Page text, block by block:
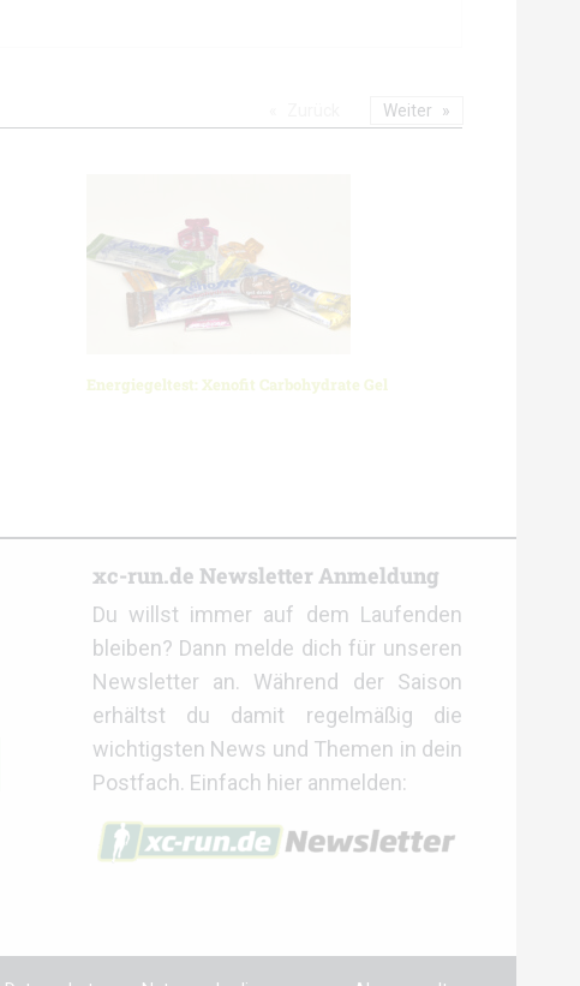
Energiegeltest: Xenofit Carbohydrate Gel
Weiter
xc-run.de Newsletter Anmeldung
Du willst immer auf dem Laufenden
bleiben? Dann melde dich für unseren
Newsletter an. Während der Saison
erhältst du damit regelmäßig die
wichtigsten News und Themen in dein
Postfach. Einfach hier anmelden: